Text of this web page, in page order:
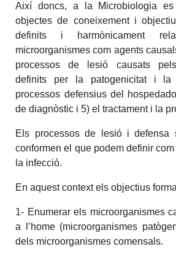
Així doncs, a la Microbiologia es
objectes de coneixement i
definits i harmònicament
microorganismes com agents
processos de lesió causats pels
definits per la patogenicitat i la
processos defensius del
de diagnòstic i 5) el tractament i la
Els processos de lesió i defensa
conformen el que podem definir
la infecció.
En aquest context els objectius
1- Enumerar els microorganismes
a l’home (microorganismes
dels microorganismes comensals.